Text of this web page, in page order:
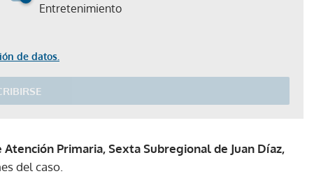
Entretenimiento
de datos.
Atención Primaria, Sexta Subregional de Juan Díaz,
del caso.